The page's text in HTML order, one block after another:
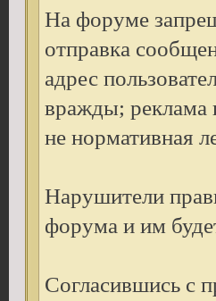
На форуме
отправка
адрес
вражды; реклама
не нормативная
Нарушители
форума и им
Согласившись с